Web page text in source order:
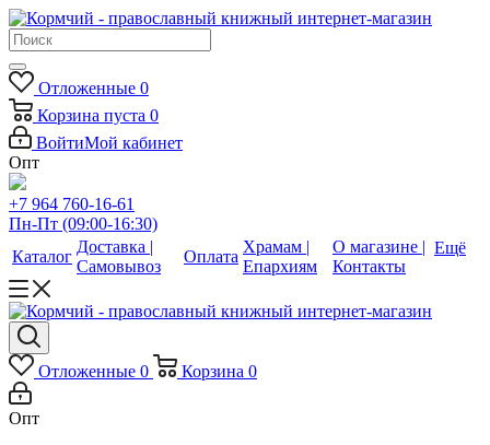
Отложенные 0
Корзина пуста 0
ВойтиМой кабинет
Опт
+7 964 760-16-61
Пн-Пт (09:00-16:30)
Каталог
Доставка |
Самовывоз
Оплата
Храмам |
Епархиям
О магазине |
Контакты
Ещё
Отложенные 0 Корзина 0
Опт